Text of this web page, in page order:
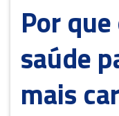
Por
saúde
mais